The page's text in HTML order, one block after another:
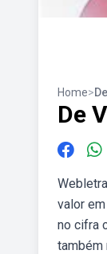
Home>
De
valor
no cifra
também